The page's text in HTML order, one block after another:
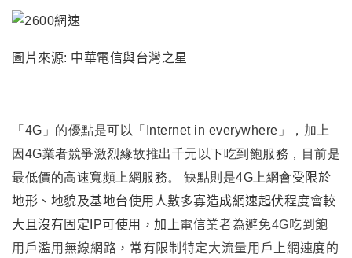
圖片來源: 中華電信與台灣之星
「 4G 」 的優點是可以 「 Internet in everywhere 」
，加上
因4G業者競爭激烈緣故推出千元以下吃到飽服務 ，目前是
最低價的高速寬頻上網服務。 缺點則是4G上網會受限於
地形 、 地貌及基地台使用人數多寡造成網速起伏程度會較
大且沒有固定IP可使用 ， 加上電信業者為避免4G吃到飽
用戶濫用無線網路 ，常有 限制特定大流量用戶上網速度的